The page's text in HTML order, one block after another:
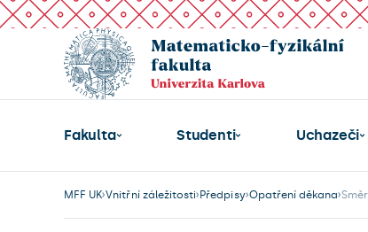
Fakulta Studenti Uchazeči
MFF UK Vnitřní záležitosti Předpisy Opatření děkana